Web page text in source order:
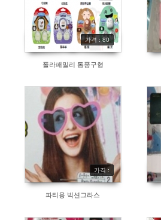
가격 : 80
폴라패밀리 통풍구형
가격 :
파티용 빅션그라스